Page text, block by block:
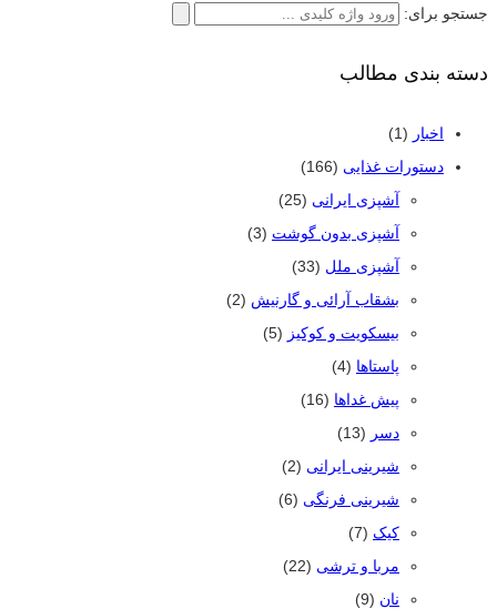
جستجو برای:
دسته بندی مطالب
اخبار (1)
دستورات غذایی (166)
آشپزی ایرانی (25)
آشپزی بدون گوشت (3)
آشپزی ملل (33)
بشقاب آرائی و گارنیش (2)
بیسکویت و کوکیز (5)
پاستاها (4)
پیش غداها (16)
دسر (13)
شیرینی ایرانی (2)
شیرینی فرنگی (6)
کیک (7)
مربا و ترشی (22)
نان (9)